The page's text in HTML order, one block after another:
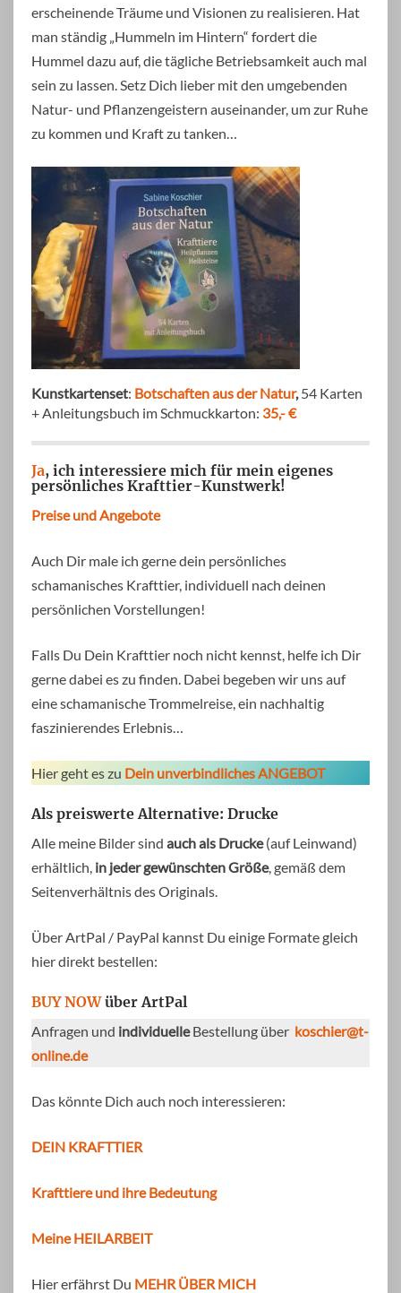
erscheinende Träume und Visionen zu realisieren. Hat
man ständig „Hummeln im Hintern“ fordert die
Hummel dazu auf, die tägliche Betriebsamkeit auch mal
sein zu lassen. Setz Dich lieber mit den umgebenden
Natur- und Pflanzengeistern auseinander, um zur Ruhe
zu kommen und Kraft zu tanken…
Kunstkartenset: Botschaften aus der Natur,54 Karten
+ Anleitungsbuch im Schmuckkarton: 35,- €
Ja, ich interessiere mich für mein eigenes
persönliches Krafttier-Kunstwerk!
Preise und Angebote
Auch Dir male ich gerne dein persönliches
schamanisches Krafttier, individuell nach deinen
persönlichen Vorstellungen!
Falls Du Dein Krafttier noch nicht kennst, helfe ich Dir
gerne dabei es zu finden. Dabei begeben wir uns auf
eine schamanische Trommelreise, ein nachhaltig
faszinierendes Erlebnis…
Hier geht es zu Dein unverbindliches ANGEBOT
Als preiswerte Alternative: Drucke
Alle meine Bilder sind auch als Drucke(auf Leinwand)
erhältlich, in jeder gewünschten Größe, gemäß dem
Seitenverhältnis des Originals.
Über ArtPal / PayPal kannst Du einige Formate gleich
hier direkt bestellen:
BUY NOWüber ArtPal
Anfragen und individuelleBestellung über koschier@t-
online.de
Das könnte Dich auch noch interessieren:
DEIN KRAFTTIER
Krafttiere und ihre Bedeutung
Meine HEILARBEIT
Hier erfährst Du MEHR ÜBER MICH